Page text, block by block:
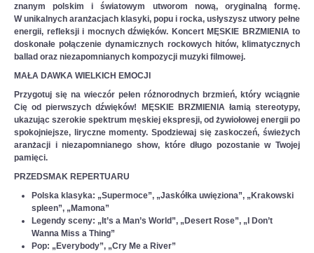
znanym polskim i światowym utworom nową, oryginalną formę.
W unikalnych aranżacjach klasyki, popu i rocka, usłyszysz utwory pełne
energii, refleksji i mocnych dźwięków. Koncert MĘSKIE BRZMIENIAto
doskonałe połączenie dynamicznych rockowych hitów, klimatycznych
ballad oraz niezapomnianych kompozycji muzyki filmowej.
MAŁA DAWKA WIELKICH EMOCJI
Przygotuj się na wieczór pełen różnorodnych brzmień, który wciągnie
Cię od pierwszych dźwięków!
MĘSKIE BRZMIENIAłamią stereotypy,
ukazując szerokie spektrum męskiej ekspresji, od żywiołowej energii po
spokojniejsze, liryczne momenty. Spodziewaj się zaskoczeń, świeżych
aranżacji i niezapomnianego show, które długo pozostanie w Twojej
pamięci.
PRZEDSMAK REPERTUARU
Polska klasyka: „Supermoce”, „Jaskółka uwięziona”, „Krakowski
spleen”, „Mamona”
Legendy sceny: „It’s a Man’s World”, „Desert Rose”, „I Don’t
Wanna Miss a Thing”
Pop: „Everybody”, „Cry Me a River”